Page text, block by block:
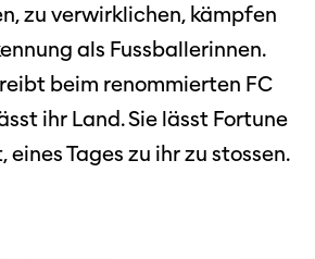
zu verwirklichen, kämpfen
als Fussballerinnen.
beim renommierten FC
ihr Land. Sie lässt Fortune
Tages zu ihr zu stossen.